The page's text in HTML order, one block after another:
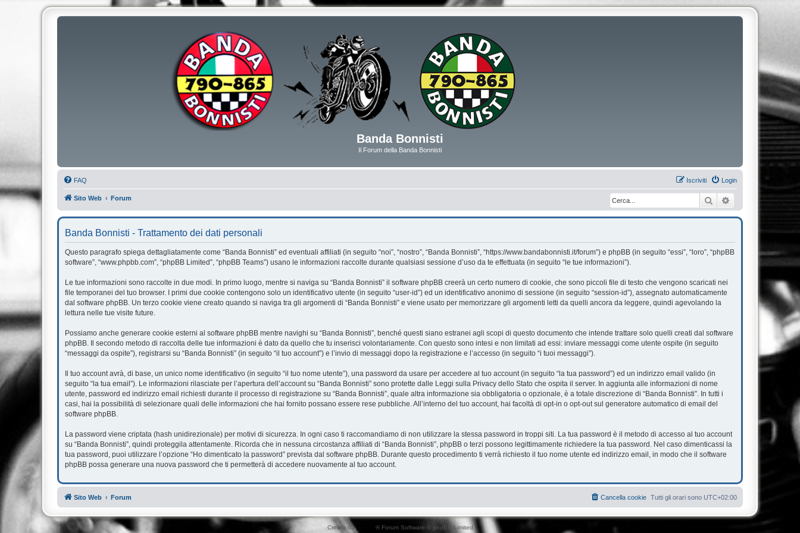
Banda Bonnisti
Il Forum della Banda Bonnisti
FAQ Login
Iscriviti
Sito Web Forum Cerca
Banda Bonnisti - Trattamento dei dati personali
Questo paragrafo spiega dettagliatamente come “Banda Bonnisti” ed eventuali affiliati (in seguito “noi”, “nostro”, “Banda Bonnisti”, “https://www.bandabonnisti.it/forum”) e phpBB (in seguito “essi”, “loro”, “phpBB
software”, “www.phpbb.com”, “phpBB Limited”, “phpBB Teams”) usano le informazioni raccolte durante qualsiasi sessione d’uso da te effettuata (in seguito “le tue informazioni”).
Le tue informazioni sono raccolte in due modi. In primo luogo, mentre si naviga su “Banda Bonnisti” il software phpBB creerà un certo numero di cookie, che sono piccoli file di testo che vengono scaricati nei
file temporanei del tuo browser. I primi due cookie contengono solo un identificativo utente (in seguito “user-id”) ed un identificativo anonimo di sessione (in seguito “session-id”), assegnato automaticamente
dal software phpBB. Un terzo cookie viene creato quando si naviga tra gli argomenti di “Banda Bonnisti” e viene usato per memorizzare gli argomenti letti da quelli ancora da leggere, quindi agevolando la
lettura nelle tue visite future.
Possiamo anche generare cookie esterni al software phpBB mentre navighi su “Banda Bonnisti”, benché questi siano estranei agli scopi di questo documento che intende trattare solo quelli creati dal software
phpBB. Il secondo metodo di raccolta delle tue informazioni è dato da quello che tu inserisci volontariamente. Con questo sono intesi e non limitati ad essi: inviare messaggi come utente ospite (in seguito
“messaggi da ospite”), registrarsi su “Banda Bonnisti” (in seguito “il tuo account”) e l’invio di messaggi dopo la registrazione e l’accesso (in seguito “i tuoi messaggi”).
Il tuo account avrà, di base, un unico nome identificativo (in seguito “il tuo nome utente”), una password da usare per accedere al tuo account (in seguito “la tua password”) ed un indirizzo email valido (in
seguito “la tua email”). Le informazioni rilasciate per l’apertura dell’account su “Banda Bonnisti” sono protette dalle Leggi sulla Privacy dello Stato che ospita il server. In aggiunta alle informazioni di nome
utente, password ed indirizzo email richiesti durante il processo di registrazione su “Banda Bonnisti”, quale altra informazione sia obbligatoria o opzionale, è a totale discrezione di “Banda Bonnisti”. In tutti i
casi, hai la possibilità di selezionare quali delle informazioni che hai fornito possano essere rese pubbliche. All’interno del tuo account, hai facoltà di opt-in o opt-out sul generatore automatico di email del
software phpBB.
La password viene criptata (hash unidirezionale) per motivi di sicurezza. In ogni caso ti raccomandiamo di non utilizzare la stessa password in troppi siti. La tua password è il metodo di accesso al tuo account
su “Banda Bonnisti”, quindi proteggila attentamente. Ricorda che in nessuna circostanza affiliati di “Banda Bonnisti”, phpBB o terzi possono legittimamente richiedere la tua password. Nel caso dimenticassi la
tua password, puoi utilizzare l’opzione “Ho dimenticato la password” prevista dal software phpBB. Durante questo procedimento ti verrà richiesto il tuo nome utente ed indirizzo email, in modo che il software
phpBB possa generare una nuova password che ti permetterà di accedere nuovamente al tuo account.
Sito Web Forum Tutti gli orari sono UTC+02:00
Cancella cookie
Creato daphpBB ® Forum Software © phpBB Limited